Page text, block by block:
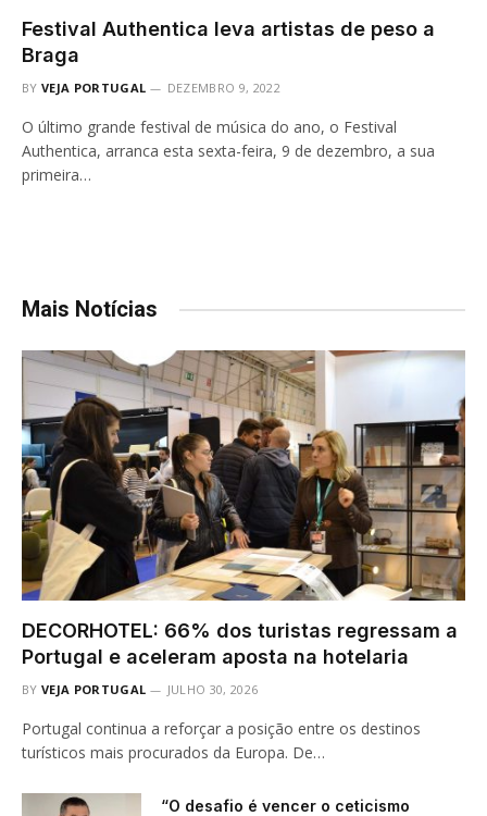
Festival Authentica leva artistas de peso a
Braga
BY VEJA PORTUGAL DEZEMBRO 9, 2022
O último grande festival de música do ano, o Festival
Authentica, arranca esta sexta-feira, 9 de dezembro, a sua
primeira…
Mais Notícias
DECORHOTEL: 66% dos turistas regressam a
Portugal e aceleram aposta na hotelaria
BY VEJA PORTUGAL JULHO 30, 2026
Portugal continua a reforçar a posição entre os destinos
turísticos mais procurados da Europa. De…
“O desafio é vencer o ceticismo